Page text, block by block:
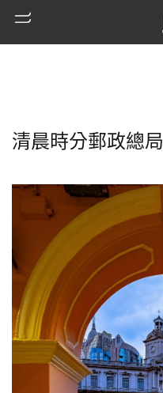
熱
門
索
古
清晨時分郵政總局